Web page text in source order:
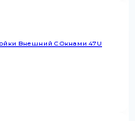
Внешний С Окнами 47U